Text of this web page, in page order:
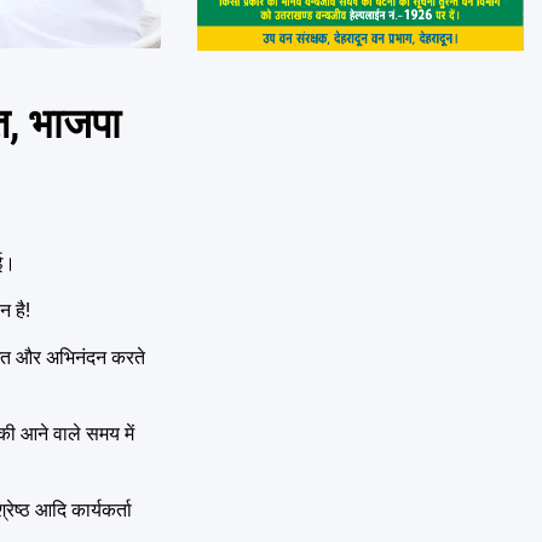
भाजपा
है!
और अभिनंदन करते
आने वाले समय में
आदि कार्यकर्ता